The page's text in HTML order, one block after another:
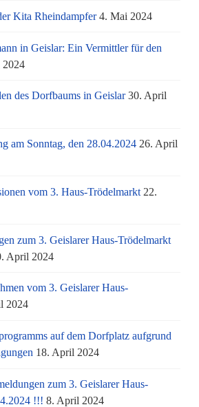
Kita Rheindampfer 4. Mai 2024
in Geislar: Ein Vermittler für den
2024
des Dorfbaums in Geislar 30. April
am Sonntag, den 28.04.2024 26. April
vom 3. Haus-Trödelmarkt 22.
zum 3. Geislarer Haus-Trödelmarkt
April 2024
vom 3. Geislarer Haus-
2024
auf dem Dorfplatz aufgrund
18. April 2024
zum 3. Geislarer Haus-
!!! 8. April 2024